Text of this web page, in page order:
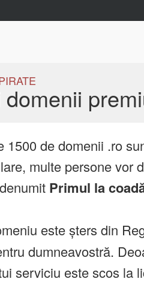
1500 de domenii .ro
multe persone vor
Primul la
este șters din
dumneavostră.
serviciu este scos la